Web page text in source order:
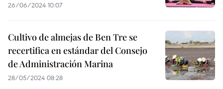
26/06/2024 10:07
Cultivo de almejas de Ben Tre se
recertifica en estándar del Consejo
de Administración Marina
28/05/2024 08:28